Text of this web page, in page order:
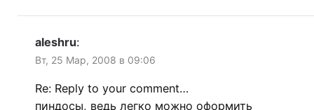
aleshru:
Вт, 25 Мар, 2008 в 09:06
Re: Reply to your comment…
пиндосы, ведь легко можно оформить